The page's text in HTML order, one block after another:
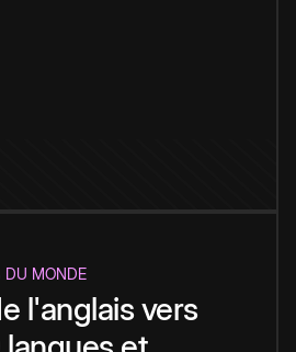
DU MONDE
l'anglais vers